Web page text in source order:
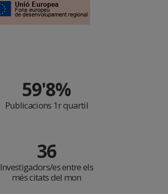
59'8%
Publicacions 1r quartil
36
Investigadors/es entre els
més citats del mon